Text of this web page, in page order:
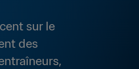
sur le
des